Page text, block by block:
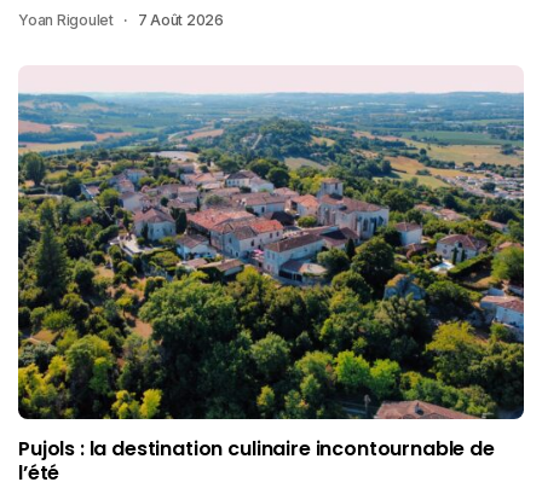
Yoan Rigoulet 7 Août 2026
Pujols : la destination culinaire incontournable de
l’été